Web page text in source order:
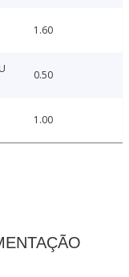
1.60
0.50
1.00